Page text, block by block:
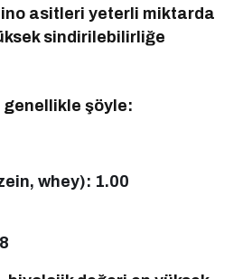
asitleri yeterli miktarda
sindirilebilirliğe
genellikle şöyle:
whey): 1.00